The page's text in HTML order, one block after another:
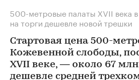
500-метровые палаты XVII века
на торги дешевле новой трешки
Стартовая цена 500-
Кожевенной слободы,
XVII веке, — около 67 млн
дешевле средней